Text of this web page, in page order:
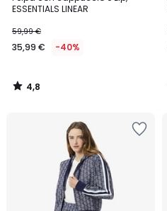
ESSENTIALS LINEAR
59,99 €
35,99 € -40%
4,8
/